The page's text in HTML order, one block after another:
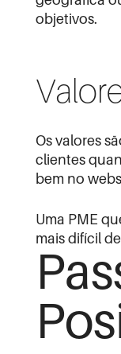
objetivos.
Os valores
clientes
bem no
Uma PME
mais difícil